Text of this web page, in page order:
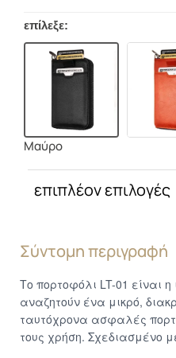
Σύντομη περιγραφή
Το πορτοφόλι LT-01 είναι
αναζητούν ένα μικρό,
ταυτόχρονα ασφαλές
τους χρήση. Σχεδιασμένο
επίλεξε:
Μαύρο
επιπλέον επιλογές